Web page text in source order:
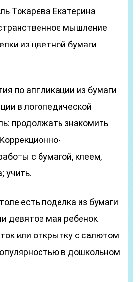
Токарева Екатерина
мышление
из цветной бумаги.
по аппликации из бумаги
в логопедической
продолжать знакомить
с бумагой, клеем,
учить.
есть поделка из бумаги
девятое мая ребенок
или открытку с салютом.
в дошкольном